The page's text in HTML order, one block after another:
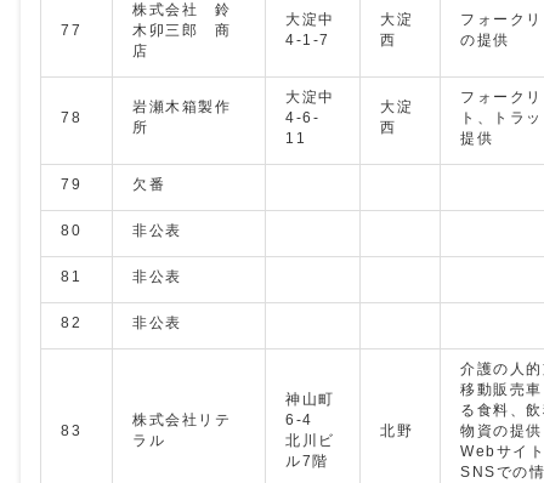
77
株式会社 鈴
木卯三郎 商
店
大淀中
4-1-7
大淀
西
フォーク
の提供
78
岩瀬木箱製作
所
大淀中
4-6-
11
大淀
西
フォーク
ト、トラ
提供
79 欠番
80 非公表
81 非公表
82 非公表
83
株式会社リテ
ラル
神山町
6-4
北川ビ
ル7階
北野
介護の人
移動販売
る食料、
物資の提供
Webサイ
SNSでの